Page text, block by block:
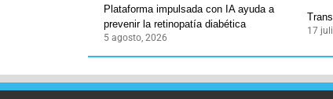
Plataforma impulsada con IA ayuda a
prevenir la retinopatía diabética
5 agosto, 2026
17